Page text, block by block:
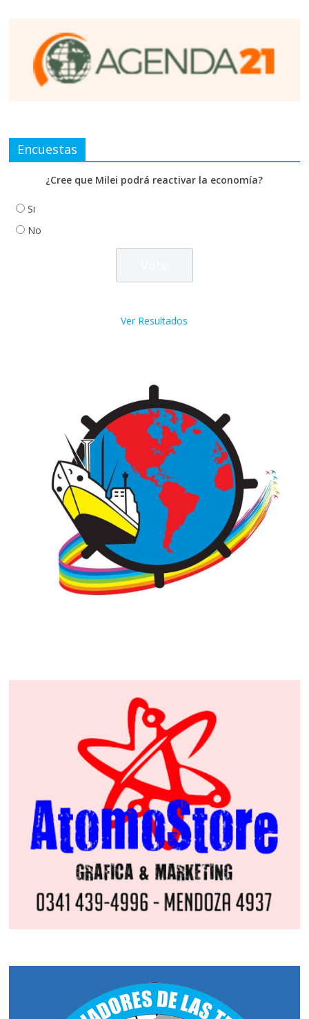
Encuestas
¿Cree que Milei podrá reactivar la economía?
Si
No
Ver Resultados